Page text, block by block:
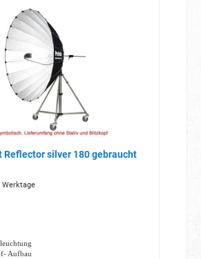
Reflector silver 180 gebraucht
Werktage
Aufbau